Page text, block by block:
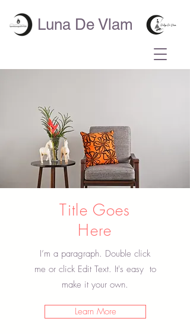
Luna De Vlam
Title Goes
Here
I’m a paragraph. Double click
me or click Edit Text. It's easy to
make it your own.
Learn More